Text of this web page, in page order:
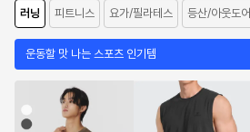
러닝 피트니스 요가/필라테스 등산/아웃도어
운동할 맛 나는 스포츠 인기템